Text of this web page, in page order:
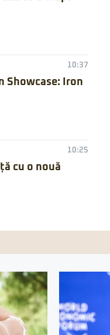
10:37
Showcase: Iron
10:25
cu o nouă